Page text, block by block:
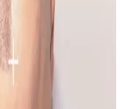
ve
ve Etkili Çözümleri
ve hiperpigmentasyonun nedenleri
ve çevresel faktörler olabilir.
sorun yönetilebilir.
İçin Temel Ürünler ve
ürün seçimi ve göz yapısına